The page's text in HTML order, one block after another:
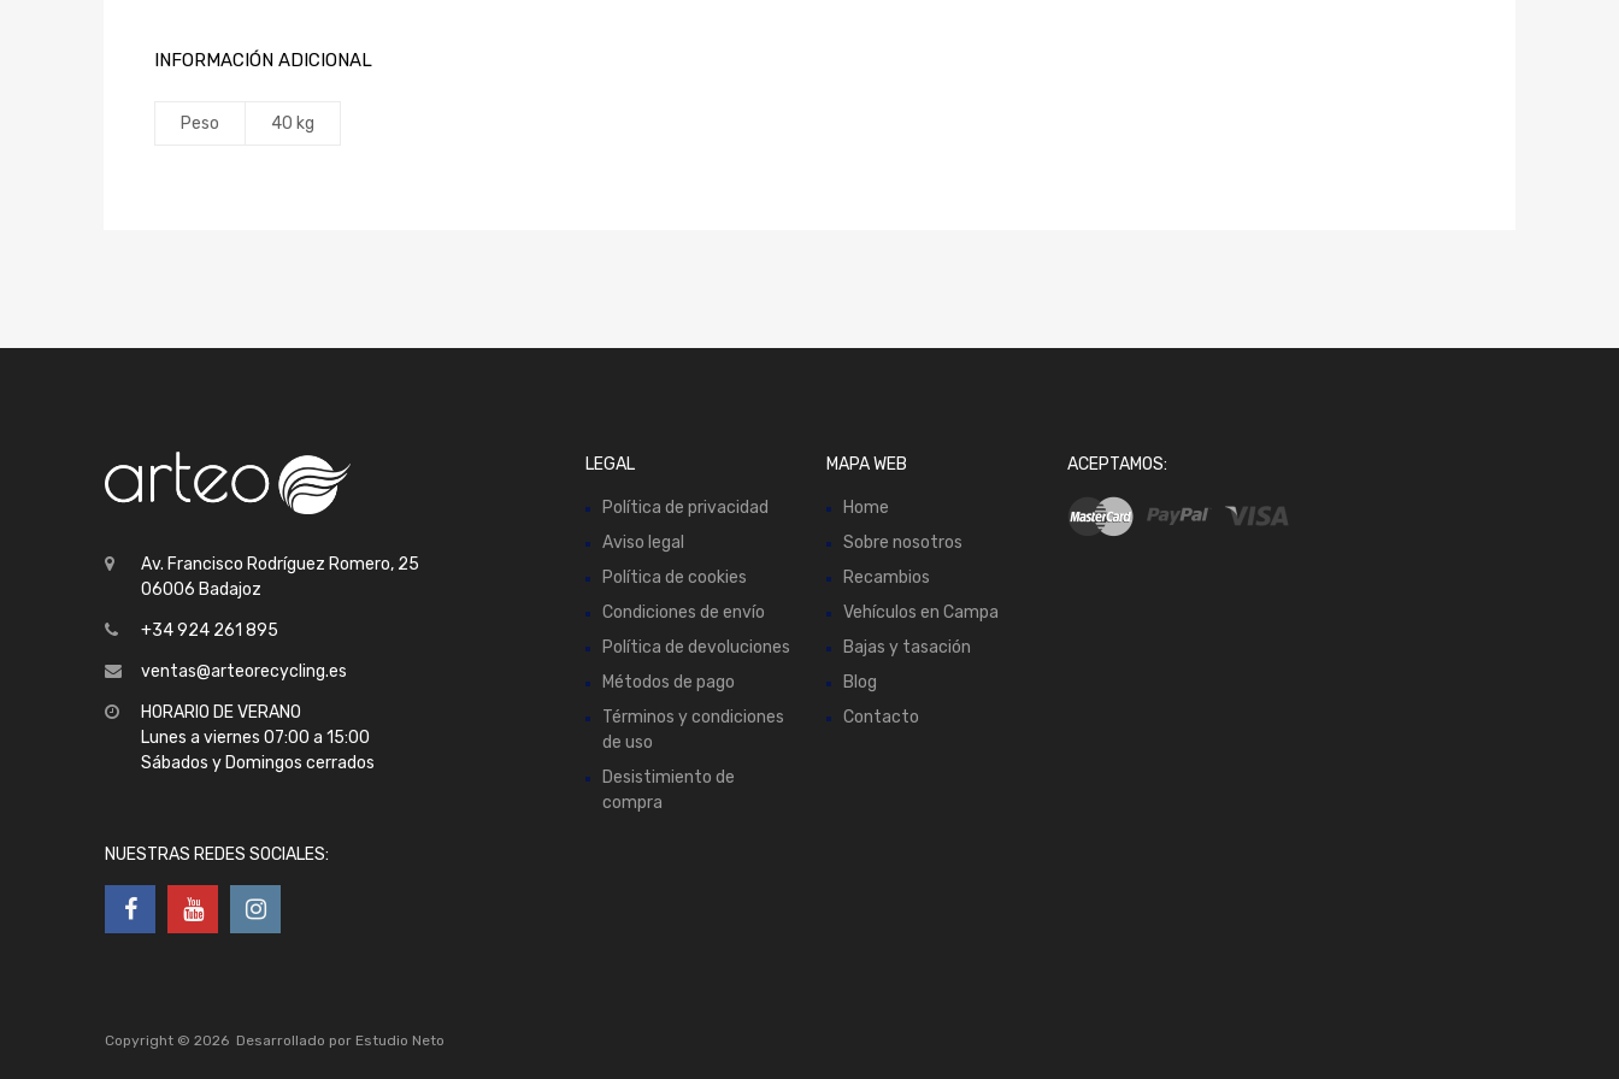
INFORMACIÓN ADICIONAL
Peso 40 kg
Av. Francisco Rodríguez Romero, 25
06006 Badajoz
+34 924 261 895
ventas@arteorecycling.es
HORARIO DE VERANO
Lunes a viernes 07:00 a 15:00
Sábados y Domingos cerrados
NUESTRAS REDES SOCIALES:
LEGAL
Política de privacidad
Aviso legal
Política de cookies
Condiciones de envío
Política de devoluciones
Métodos de pago
Términos y condiciones
de uso
Desistimiento de
compra
MAPA WEB
Home
Sobre nosotros
Recambios
Vehículos en Campa
Bajas y tasación
Blog
Contacto
ACEPTAMOS:
Copyright © 2026 Desarrollado por Estudio Neto